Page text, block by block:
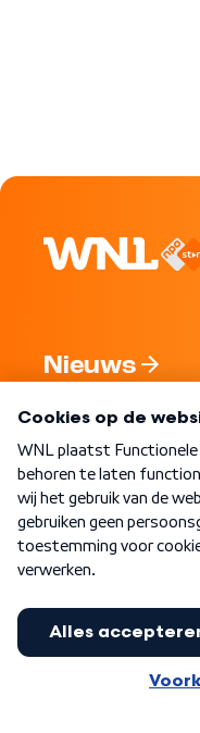
Nieuws
Nieuwsbrief
Word Lid